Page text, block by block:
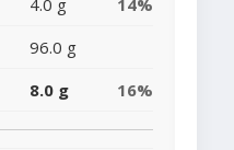
4.0 g
14%
96.0 g
8.0 g 16%